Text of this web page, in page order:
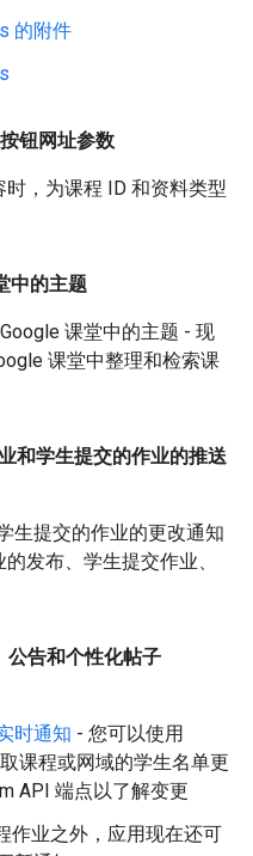
的附件
钮网址参数
，为课程 ID 和资料类型
中的主题
Google 课堂中的主题 - 现
课堂中整理和检索课
和学生提交的作业的推送
生提交的作业的更改通知
发布、学生提交作业、
公告和个性化帖子
时通知 - 您可以使用
课程或网域的学生名单更
API 端点以了解变更
作业之外，应用现在还可